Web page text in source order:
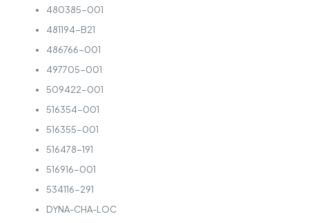
480385-001
481194-B21
486766-001
497705-001
509422-001
516354-001
516355-001
516478-191
516916-001
534116-291
DYNA-CHA-LOC